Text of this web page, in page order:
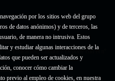
por los sitios web del grupo
de datos anónimos) y de terceros, las
de manera no intrusiva. Estos
y estudiar algunas interacciones de la
que pueden ser actualizados y
conocer cómo cambiar la
previo al empleo de cookies, en nuestra
de Educación, Cultura y Deporte con el nº